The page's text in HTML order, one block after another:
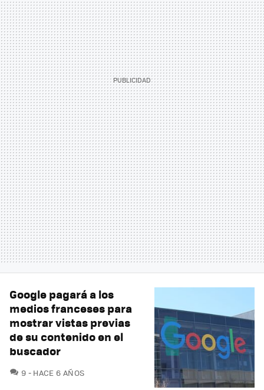
Google pagará a los
medios franceses para
mostrar vistas previas
de su contenido en el
buscador
9 COMENTARIOS
HACE 6 AÑOS